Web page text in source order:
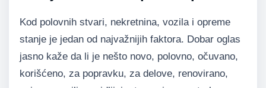
Kod polovnih stvari, nekretnina, vozila i opreme
stanje je jedan od najvažnijih faktora. Dobar oglas
jasno kaže da li je nešto novo, polovno, očuvano,
korišćeno, za popravku, za delove, renovirano,